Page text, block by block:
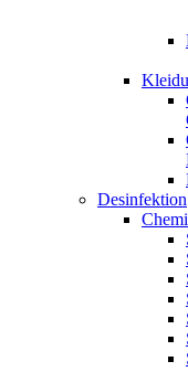
Desinfektion